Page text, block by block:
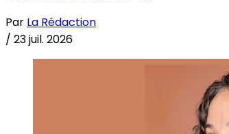
Par La Rédaction
/ 23 juil. 2026